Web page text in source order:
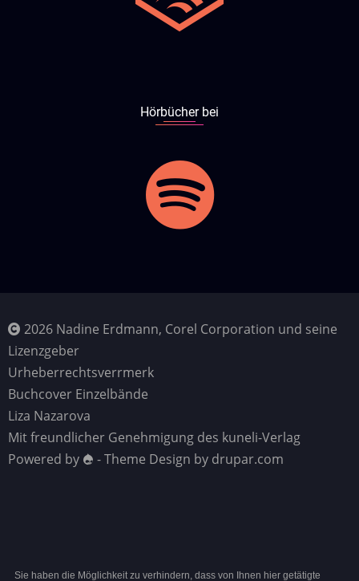
Hörbücher bei
2026 Nadine Erdmann, Corel Corporation und seine
Lizenzgeber
Urheberrechtsverrmerk
Buchcover Einzelbände
Liza Nazarova
Mit freundlicher Genehmigung des kuneli-Verlag
Powered by
- Theme Design by drupar.com